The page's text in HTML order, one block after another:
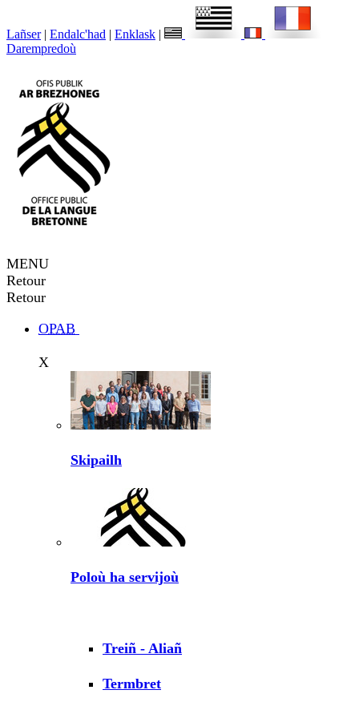
Lañser | Endalc'had | Enklask |
Darempredoù
MENU
Retour
Retour
OPAB
X
Skipailh
Poloù ha servijoù
Treiñ - Aliañ
Termbret